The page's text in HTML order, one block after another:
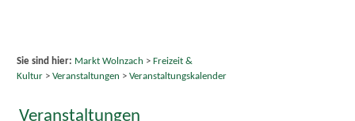
Sie sind hier: Markt Wolnzach > Freizeit &
Kultur> Veranstaltungen > Veranstaltungskalender
Veranstaltungen